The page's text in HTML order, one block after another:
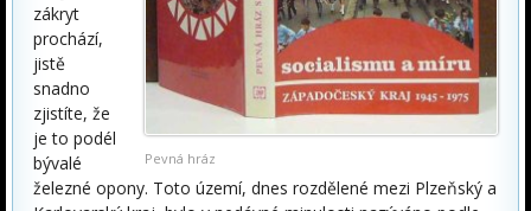
Pevná hráz
zákryt
prochází,
jistě
snadno
zjistíte, že
je to podél
bývalé
železné opony. Toto území, dnes rozdělené mezi Plzeňský a